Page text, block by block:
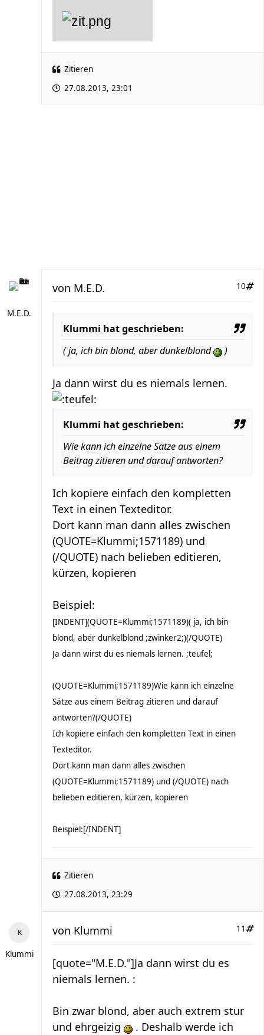
Zitieren
27.08.2013, 23:01
M.E.D.
10
von M.E.D.
Klummi hat geschrieben:
( ja, ich bin blond, aber dunkelblond
)
Ja dann wirst du es niemals lernen.
Klummi hat geschrieben:
Wie kann ich einzelne Sätze aus einem
Beitrag zitieren und darauf antworten?
Ich kopiere einfach den kompletten
Text in einen Texteditor.
Dort kann man dann alles zwischen
(QUOTE=Klummi;1571189) und
(/QUOTE) nach belieben editieren,
kürzen, kopieren
Beispiel:
[INDENT](QUOTE=Klummi;1571189)( ja, ich bin
blond, aber dunkelblond ;zwinker2;)(/QUOTE)
Ja dann wirst du es niemals lernen. ;teufel;
(QUOTE=Klummi;1571189)Wie kann ich einzelne
Sätze aus einem Beitrag zitieren und darauf
antworten?(/QUOTE)
Ich kopiere einfach den kompletten Text in einen
Texteditor.
Dort kann man dann alles zwischen
(QUOTE=Klummi;1571189) und (/QUOTE) nach
belieben editieren, kürzen, kopieren
Beispiel:[/INDENT]
Zitieren
27.08.2013, 23:29
Klummi
11
von Klummi
[quote="M.E.D."]Ja dann wirst du es
niemals lernen. :
Bin zwar blond, aber auch extrem stur
und ehrgeizig
. Deshalb werde ich